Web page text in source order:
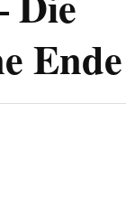
Ende